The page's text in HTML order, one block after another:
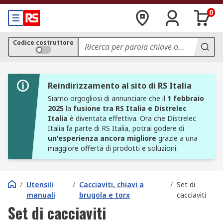
0
Codice costruttore
Reindirizzamento al sito di RS Italia
Siamo orgogliosi di annunciare che il 1 febbraio
2025 la fusione tra RS Italia e Distrelec
Italia è diventata effettiva. Ora che Distrelec
Italia fa parte di RS Italia, potrai godere di
un'esperienza ancora migliore grazie a una
maggiore offerta di prodotti e soluzioni.
/ Utensili
manuali
/ Cacciaviti, chiavi a
brugola e torx
/ Set di
cacciaviti
Set di cacciaviti